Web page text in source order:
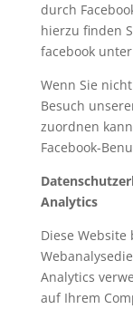
durch
hierzu finden
facebook unter
Wenn Sie
Besuch
zuordnen
Facebook-
Analytics
Diese
Analytics
auf Ihrem